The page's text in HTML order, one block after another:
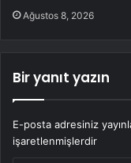
Ağustos 8, 2026
Bir yanıt yazın
E-posta adresiniz
işaretlenmişlerdir